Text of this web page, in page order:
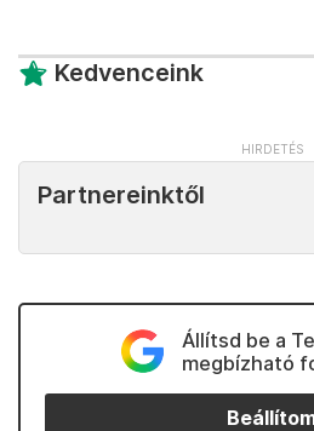
Kedvenceink
Partnereinktől
Állítsd be a
megbízható